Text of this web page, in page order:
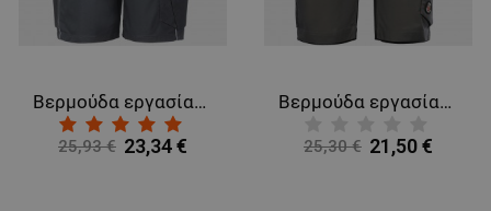
Βερμούδα εργασίας PRISMA SPANDEX
25,93 € 23,34 €
Βερμούδα εργασίας REVOLT LIGHT STRETCH GREEN
25,30 € 21,50 €